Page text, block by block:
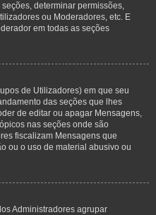
determinar permissões,
ou Moderadores, etc. E
em todas as seções
de Utilizadores) em que seu
das seções que lhes
de editar ou apagar Mensagens,
nas seções onde são
fiscalizam Mensagens que
ou o uso de material abusivo ou
Administradores agrupar